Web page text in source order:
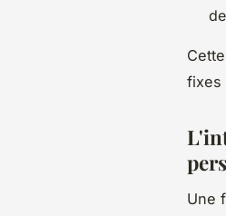
fixes
Une